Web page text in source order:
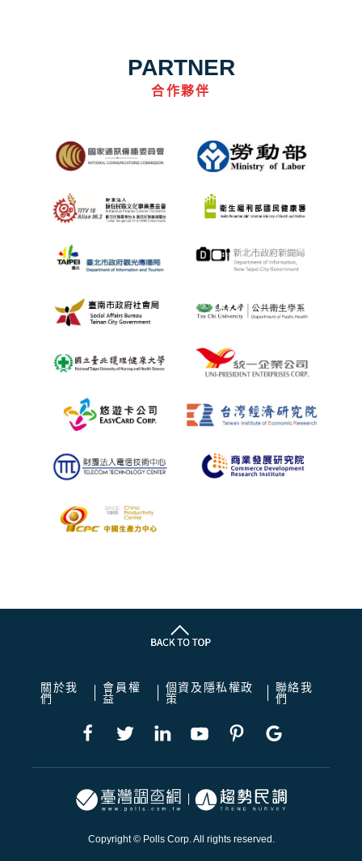
PARTNER
合作夥伴
關於我
們
會員權
益
個資及隱私權政
策
聯絡我
們
Copyright © Polls Corp. All rights reserved.